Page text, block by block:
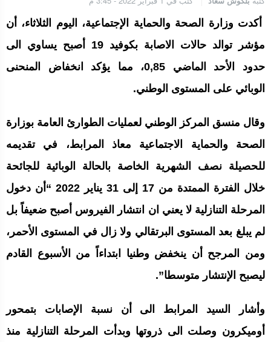
الجامعة الملكية المغربية للكيك بوكسنغ تعرب عن ارتياحها للتجاوب
الإيجابي للمجلس الأعلى للحسابات
إنتاج “قلب مصغر” يفتح آفاق علاجات بيولوجية لاضطرابات القلب
قطاع البناء بالمغرب
أكدت وزارة الصحة والحماية الإجتماعية، اليوم الثلاثاء، أن
مؤشر توالد حالات الاصابة بكوفيد 19 أصبح يساوي الى
حدود الأحد الماضي 0,85، مما يؤكد انخفاض المنحنى
الوبائي على المستوى الوطني.
وقال منسق المركز الوطني لعمليات الطوارئ العامة بوزارة
الصحة والحماية الاجتماعية معاذ المرابط، في تقديمه
للحصيلة نصف الشهرية الخاصة بالحالة الوبائية للجائحة
خلال الفترة الممتدة من 17 إلى 31 يناير 2022 “أن دخول
المرحلة التنازلية لا يعني ان انتشار الفيروس أصبح ضعيفاً بل
لم يبلغ بعد المستوى البرتقالي ولا زال في المستوى الأحمر،
ومن المرجح أن ينخفض وطنيا ابتداءاً من الأسبوع القادم
ليصبح الإنتشار متوسطا”.
وأشار السيد المرابط الى أن نسبة الإصابات بتمحور
أوميكرون وصلت الى ذروتها وبدأت المرحلة التنازلية منذ